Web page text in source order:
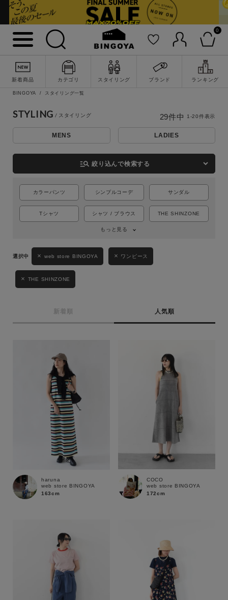
0
新着商品 カテゴリ スタイリング ブランド ランキング
詳細検索
BINGOYA スタイリング一覧
STYLING
MENS LADIES
manage_search 絞り込んで検索する
カラーパンツ シンプルコーデ サンダル
Tシャツ シャツ / ブラウス THE SHINZONE
もっと見る
web store BINGOYA ワンピース
THE SHINZONE
新着順 人気順
29件中 1-20件表示
haruna
web store BINGOYA
163cm
COCO
web store BINGOYA
172cm